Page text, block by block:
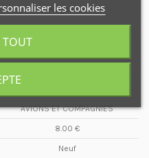
Magazine
AVIONS ET COMPAGNIES
8.00 €
Neuf
les cookies
TOUT